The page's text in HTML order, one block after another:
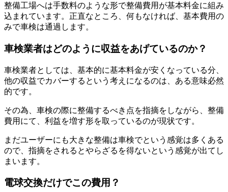
整備工場へは手数料のような形で整備費用が基本料金に組み
込まれています。正直なところ、何もなければ、基本費用の
みで車検は通過します。
車検業者はどのように収益をあげているのか？
車検業者としては、基本的に基本料金が安くなっている分、
他の収益でカバーするという考えになるのは、ある意味必然
的です。
その為、車検の際に整備するべき点を指摘をしながら、整備
費用にて、利益を増す形を取っているのが現状です。
まだユーザーにも大きな整備は車検でという感覚は多くある
ので、指摘をされるとやらざるを得ないという感覚が出てし
まいます。
電球交換だけでこの費用？